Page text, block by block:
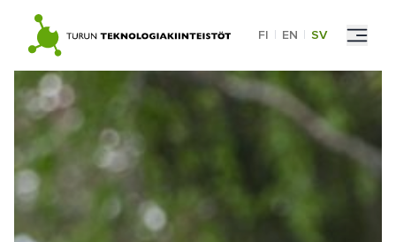
content
FI | EN | SV